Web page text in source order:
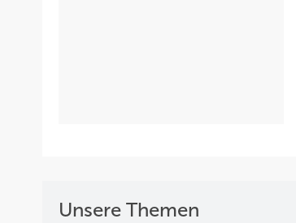
Unsere Themen